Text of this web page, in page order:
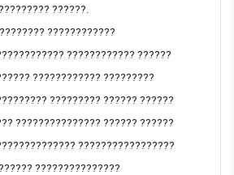
??????.
????????????
???????????? ??????
???????????? ?????????
????????? ?????? ??????
??????????????? ?????? ??????
?????????????????
???????????????